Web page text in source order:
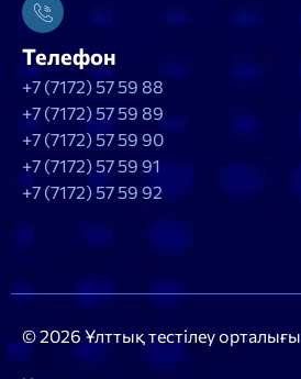
Телефон
+7 (7172) 57 59 88
+7 (7172) 57 59 89
+7 (7172) 57 59 90
+7 (7172) 57 59 91
+7 (7172) 57 59 92
© 2026 Ұлттық тестілеу орталығы